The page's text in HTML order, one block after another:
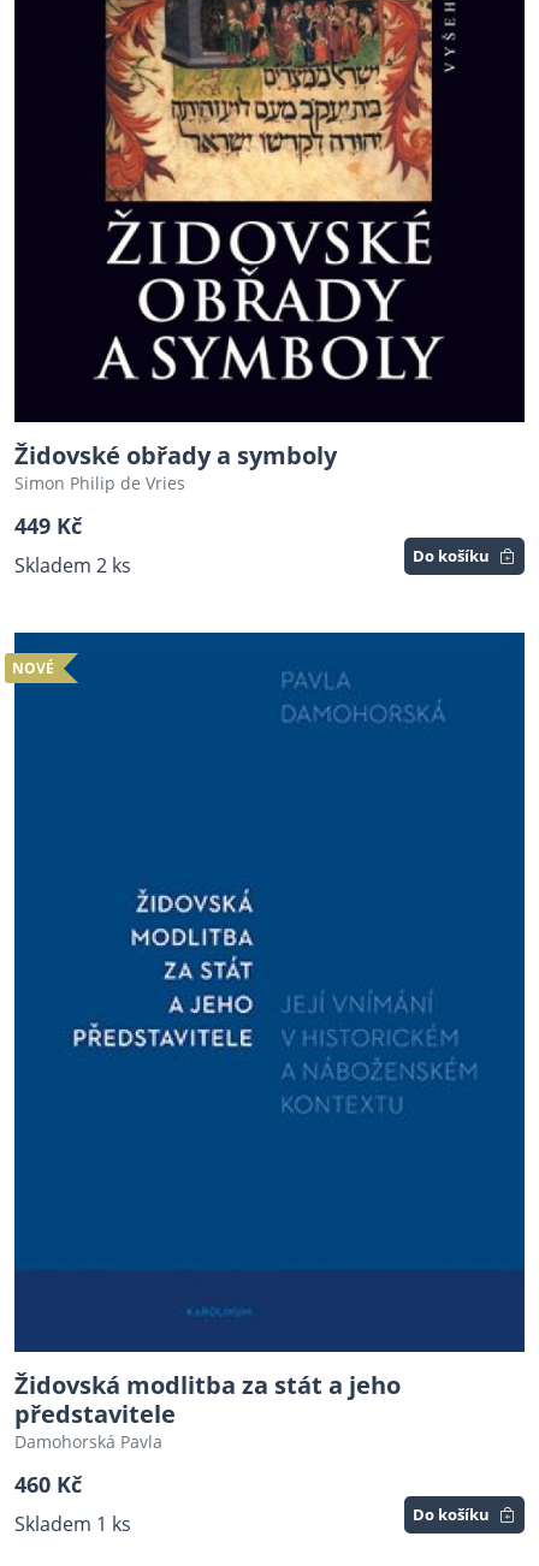
Židovské obřady a symboly
Simon Philip de Vries
449 Kč
Skladem 2 ks Do košíku
NOVÉ
Židovská modlitba za stát a jeho
představitele
Damohorská Pavla
460 Kč
Skladem 1 ks Do košíku